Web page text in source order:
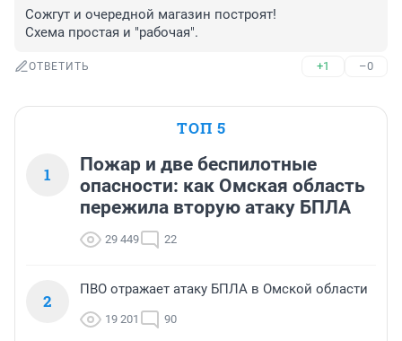
Сожгут и очередной магазин построят!
Схема простая и "рабочая".
ОТВЕТИТЬ +1 –0
ТОП 5
1
Пожар и две беспилотные
опасности: как Омская область
пережила вторую атаку БПЛА
29 449 22
2
ПВО отражает атаку БПЛА в Омской области
19 201 90